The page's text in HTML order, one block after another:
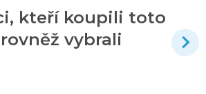
kteří koupili toto
vybrali